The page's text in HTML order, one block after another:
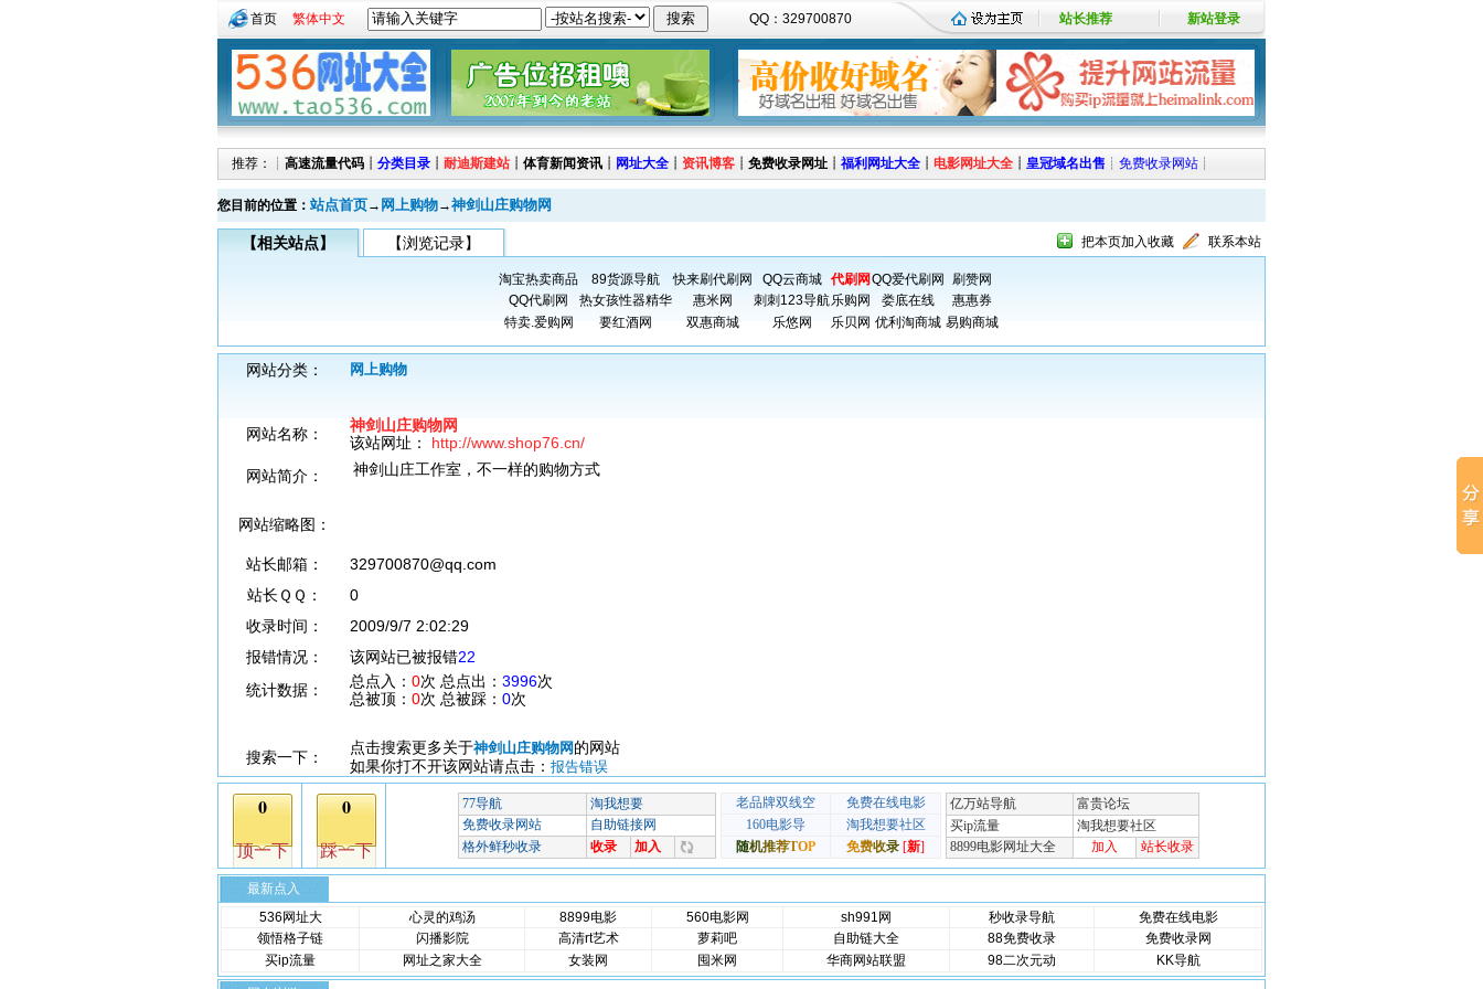
首页 繁体中文 QQ：329700870 站长推荐 新站登录
推荐：┊ 高速流量代码 ┊ 分类目录 ┊ 耐迪斯建站 ┊ 体育新闻资讯 ┊ 网址大全 ┊ 资讯博客 ┊ 免费收录网址 ┊ 福利网址大全 ┊ 电影网址大全 ┊ 皇冠域名出售 ┊ 免费收录网站 ┊
您目前的位置： 站点首页→ 网上购物→神剑山庄购物网
【相关站点】 【浏览记录】 把本页加入收藏 联系本站
淘宝热卖商品 89货源导航 快来刷代刷网 QQ云商城 代刷网 QQ爱代刷网
刷赞网
QQ代刷网
热女孩性器精华 惠米网 刺刺123导航乐购网 娄底在线
惠惠券
特卖.爱购网
要红酒网 双惠商城 乐悠网 乐贝网 优利淘商城 易购商城
网站分类： 网上购物
网站名称：
神剑山庄购物网
该站网址： http://www.shop76.cn/
网站简介：
神剑山庄工作室，不一样的购物方式
网站缩略图：
站长邮箱：
329700870@qq.com
站长ＱＱ：
0
收录时间：
2009/9/7 2:02:29
报错情况：
该网站已被报错22
统计数据：
总点入： 0次 总点出： 3996次
总被顶： 0次 总被踩： 0次
搜索一下：
点击搜索更多关于神剑山庄购物网 的网站
如果你打不开该网站请点击： 报告错误
最新点入
536网址大
心灵的鸡汤 8899电影 560电影网 sh991网 秒收录导航
免费在线电影
领悟格子链
闪播影院 高清rt艺术 萝莉吧 自助链大全 88免费收录
免费收录网
买ip流量
网址之家大全 女装网 囤米网 华商网站联盟 98二次元动 KK导航